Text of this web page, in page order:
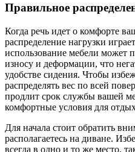
Правильное
Когда речь идет о комфорте
распределение нагрузки
использование мебели может
износу и деформации, что
удобстве сидения. Чтобы
распределять вес по всей
продлит срок службы вашей
комфортные условия для
Для начала стоит обратить
располагаетесь на диване.
всегда в одно и то же место,